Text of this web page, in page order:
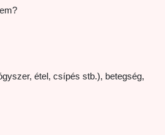
étel, csípés stb.), betegség,